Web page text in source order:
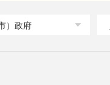
）政府